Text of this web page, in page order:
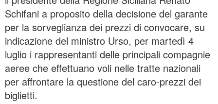
Schifani a proposito della decisione del garante
per la sorveglianza dei prezzi di convocare, su
indicazione del ministro Urso, per martedì 4
luglio i rappresentanti delle principali compagnie
aeree che effettuano voli nelle tratte nazionali
per affrontare la questione del caro-prezzi dei
biglietti.